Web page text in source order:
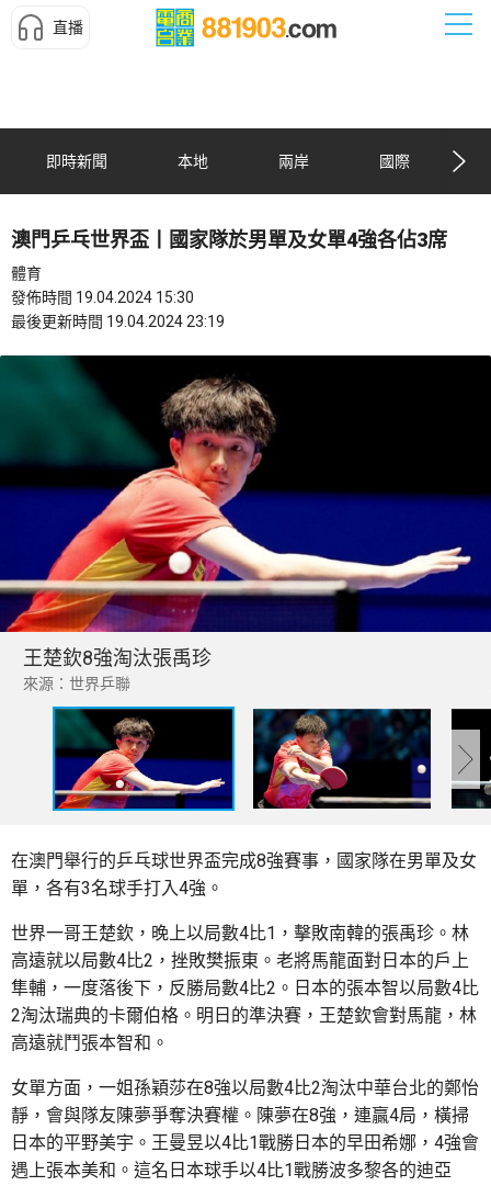
直播
即時新聞 本地 兩岸 國際
澳門乒乓世界盃丨國家隊於男單及女單4強各佔3席
體育
發佈時間 19.04.2024 15:30
最後更新時間 19.04.2024 23:19
王楚欽8強淘汰張禹珍
來源：世界乒聯
在澳門舉行的乒乓球世界盃完成8強賽事，國家隊在男單及女
單，各有3名球手打入4強。
世界一哥王楚欽，晚上以局數4比1，擊敗南韓的張禹珍。林
高遠就以局數4比2，挫敗樊振東。老將馬龍面對日本的戶上
隼輔，一度落後下，反勝局數4比2。日本的張本智以局數4比
2淘汰瑞典的卡爾伯格。明日的準決賽，王楚欽會對馬龍，林
高遠就鬥張本智和。
女單方面，一姐孫穎莎在8強以局數4比2淘汰中華台北的鄭怡
靜，會與隊友陳夢爭奪決賽權。陳夢在8強，連贏4局，橫掃
日本的平野美宇。王曼昱以4比1戰勝日本的早田希娜，4強會
遇上張本美和。這名日本球手以4比1戰勝波多黎各的迪亞